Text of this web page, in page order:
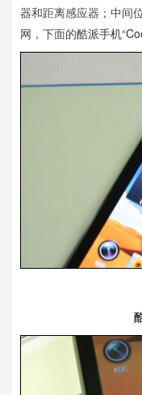
器和距离感应器；中间
网，下面的酷派手机“